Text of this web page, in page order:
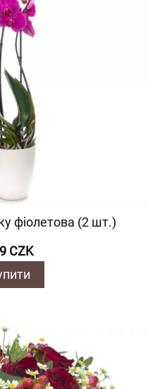
фіолетова (2 шт.)
CZK